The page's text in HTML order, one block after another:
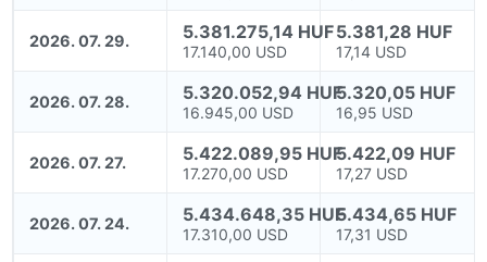
2026. 07. 29. 5.381.275,14 HUF
17.140,00 USD
5.381,28 HUF
17,14 USD
2026. 07. 28. 5.320.052,94 HUF
16.945,00 USD
5.320,05 HUF
16,95 USD
2026. 07. 27. 5.422.089,95 HUF
17.270,00 USD
5.422,09 HUF
17,27 USD
2026. 07. 24. 5.434.648,35 HUF
17.310,00 USD
5.434,65 HUF
17,31 USD